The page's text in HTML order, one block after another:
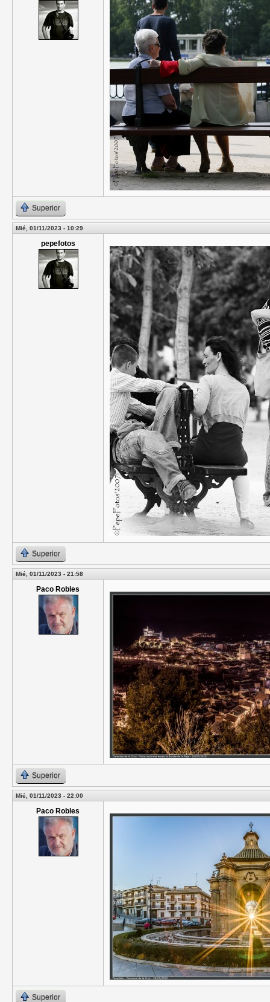
Superior
Mié, 01/11/2023 - 10:29
pepefotos
Superior
Mié, 01/11/2023 - 21:58
Paco Robles
Superior
Mié, 01/11/2023 - 22:00
Paco Robles
Superior